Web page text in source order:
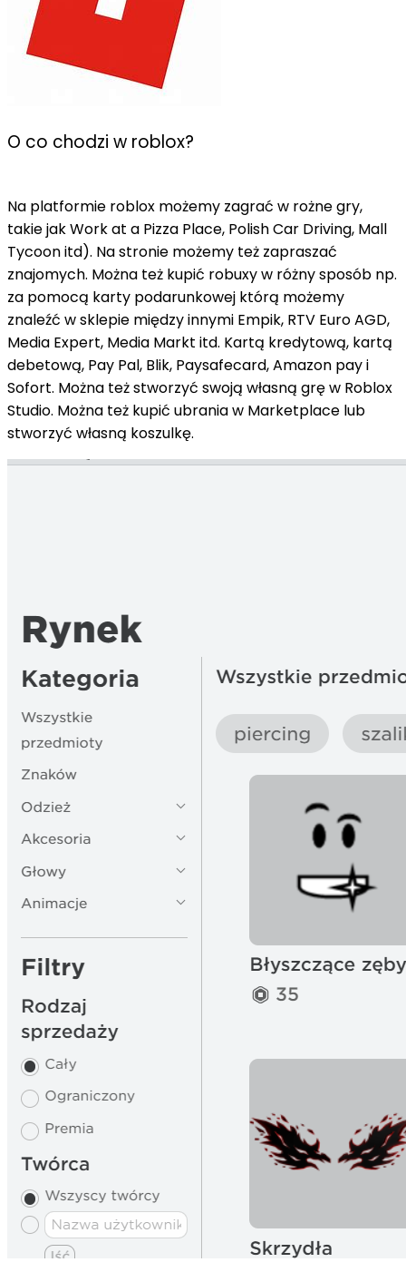
O co chodzi w roblox?
Na platformie roblox możemy zagrać w rożne gry,
takie jak Work at a Pizza Place, Polish Car Driving, Mall
Tycoon itd). Na stronie możemy też zapraszać
znajomych. Można też kupić robuxy w różny sposób np.
za pomocą karty podarunkowej którą możemy
znaleźć w sklepie między innymi Empik, RTV Euro AGD,
Media Expert, Media Markt itd. Kartą kredytową, kartą
debetową, Pay Pal, Blik, Paysafecard, Amazon pay i
Sofort. Można też stworzyć swoją własną grę w Roblox
Studio. Można też kupić ubrania w Marketplace lub
stworzyć własną koszulkę.